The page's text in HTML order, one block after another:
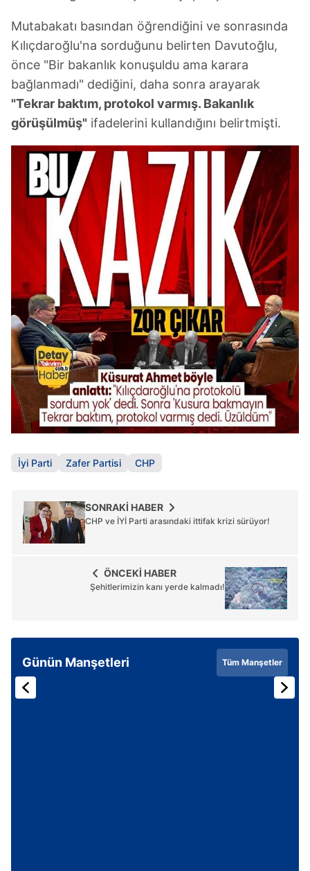
Çerezlere ilişkin tercihlerinizi aşağıda yer alan panel
vasıtasıyla belirleyebilirsiniz. Çerezlere ilişkin detaylı bilgi
için Ayarlar butonuna tıklayabilir,Çerez Bilgilendirme
Metnimizi
ziyaret edebilirsiniz.
6698 sayılı Kişisel Verilerin Korunması Kanunu uyarınca
hazırlanmış Aydınlatma Metnimizi okumak ve sitemizde
ilgili mevzuata uygun olarak kullanılan çerezlerle ilgili bilgi
almak için lütfentıklayınız
Mutabakatı basından öğrendiğini ve sonrasında
Kılıçdaroğlu'na sorduğunu belirten Davutoğlu,
önce "Bir bakanlık konuşuldu ama karara
bağlanmadı" dediğini, daha sonra arayarak
"Tekrar baktım, protokol varmış. Bakanlık
görüşülmüş" ifadelerini kullandığını belirtmişti.
İyi Parti Zafer Partisi CHP
SONRAKİ HABER
CHP ve İYİ Parti arasındaki ittifak krizi sürüyor!
ÖNCEKİ HABER
Şehitlerimizin kanı yerde kalmadı!
Günün Manşetleri Tüm Manşetler